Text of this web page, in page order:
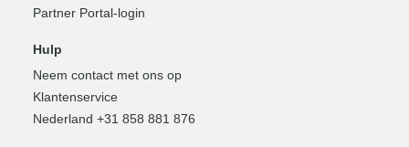
Partner Portal-login
Hulp
Neem contact met ons op
Klantenservice
Nederland +31 858 881 876